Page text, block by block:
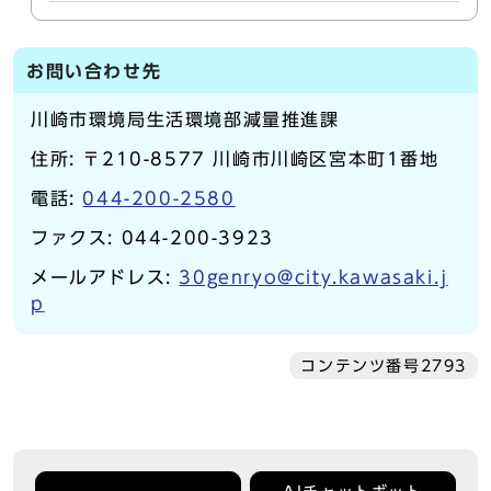
お問い合わせ先
川崎市環境局生活環境部減量推進課
住所: 〒210-8577 川崎市川崎区宮本町1番地
電話: 044-200-2580
ファクス: 044-200-3923
メールアドレス: 30genryo@city.kawasaki.j
p
コンテンツ番号2793